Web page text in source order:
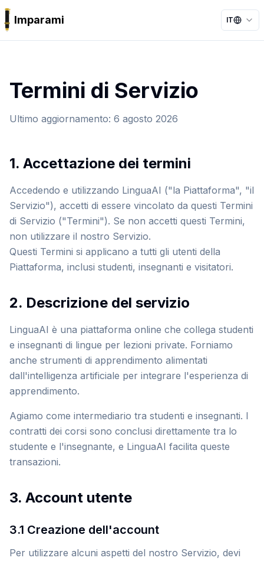
Imparami IT
Termini di Servizio
Ultimo aggiornamento: 6 agosto 2026
1. Accettazione dei termini
Accedendo e utilizzando LinguaAI ("la Piattaforma", "il
Servizio"), accetti di essere vincolato da questi Termini
di Servizio ("Termini"). Se non accetti questi Termini,
non utilizzare il nostro Servizio.
Questi Termini si applicano a tutti gli utenti della
Piattaforma, inclusi studenti, insegnanti e visitatori.
2. Descrizione del servizio
LinguaAI è una piattaforma online che collega studenti
e insegnanti di lingue per lezioni private. Forniamo
anche strumenti di apprendimento alimentati
dall'intelligenza artificiale per integrare l'esperienza di
apprendimento.
Agiamo come intermediario tra studenti e insegnanti. I
contratti dei corsi sono conclusi direttamente tra lo
studente e l'insegnante, e LinguaAI facilita queste
transazioni.
3. Account utente
3.1 Creazione dell'account
Per utilizzare alcuni aspetti del nostro Servizio, devi